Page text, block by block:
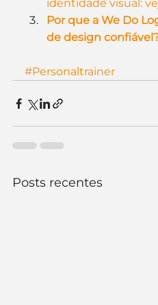
identidade visual:
Por que a We Do
de design
#Personaltrainer
Posts recentes